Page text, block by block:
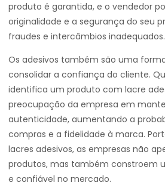
produto é garantida, e o vendedor
originalidade e a segurança do seu
fraudes e intercâmbios inadequados.
Os adesivos também são uma
consolidar a confiança do cliente.
identifica um produto com lacre
preocupação da empresa em
autenticidade, aumentando a
compras e a fidelidade à marca.
lacres adesivos, as empresas não
produtos, mas também constroem
e confiável no mercado.